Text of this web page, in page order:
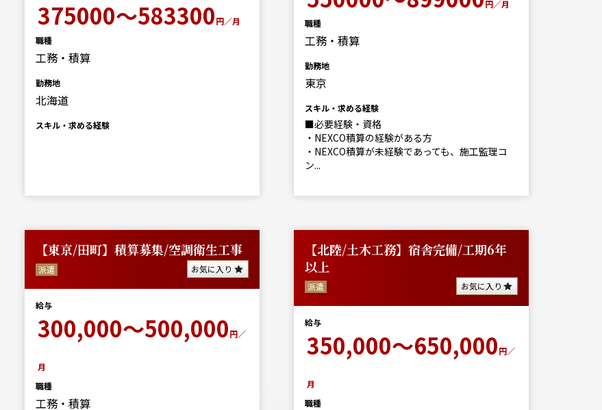
375000～583300円／月
職種
工務・積算
勤務地
北海道
スキル・求める経験
円／月
職種
工務・積算
勤務地
東京
スキル・求める経験
■必要経験・資格
・NEXCO積算の経験がある方
・NEXCO積算が未経験であっても、施工監理コ
ン...
【東京/田町】積算募集/空調衛生工事
派遣 お気に入り
給与
300,000～500,000円／
月
職種
工務・積算
【北陸/土木工務】宿舎完備/工期6年
以上
派遣 お気に入り
給与
350,000～650,000円／
月
職種